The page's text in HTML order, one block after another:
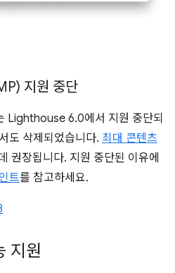
지원 중단
Lighthouse 6.0에서 지원 중단되
도 삭제되었습니다. 최대 콘텐츠
권장됩니다. 지원 중단된 이유에
트를 참고하세요.
지원